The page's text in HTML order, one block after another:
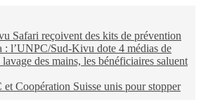
Safari reçoivent des kits de prévention
: l’UNPC/Sud-Kivu dote 4 médias de
des mains, les bénéficiaires saluent
Coopération Suisse unis pour stopper